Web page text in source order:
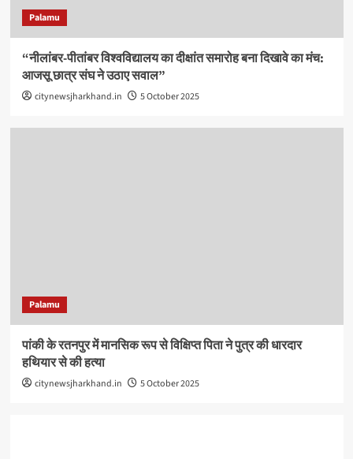
Palamu
“नीलांबर-पीतांबर विश्वविद्यालय का दीक्षांत समारोह बना दिखावे का मंच:
आजसू छात्र संघ ने उठाए सवाल”
citynewsjharkhand.in 5 October 2025
Palamu
पांकी के रतनपुर में मानसिक रूप से विक्षिप्त पिता ने पुत्र की धारदार
हथियार से की हत्या
citynewsjharkhand.in 5 October 2025